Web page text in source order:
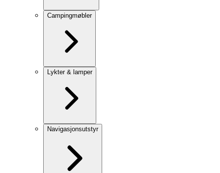
Campingmøbler
Lykter & lamper
Navigasjonsutstyr